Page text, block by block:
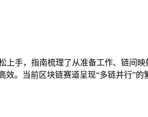
手，指南梳理了从准备工作、链间
。当前区块链赛道呈现“多链并行”的